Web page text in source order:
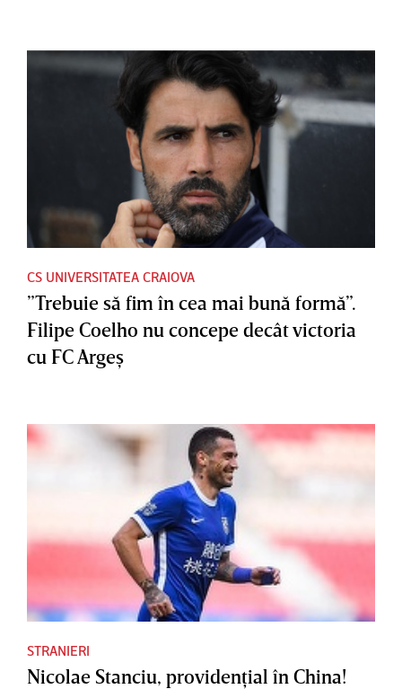
CS UNIVERSITATEA CRAIOVA
”Trebuie să fim în cea mai bună formă”.
Filipe Coelho nu concepe decât victoria
cu FC Argeş
STRANIERI
Nicolae Stanciu, providenţial în China!